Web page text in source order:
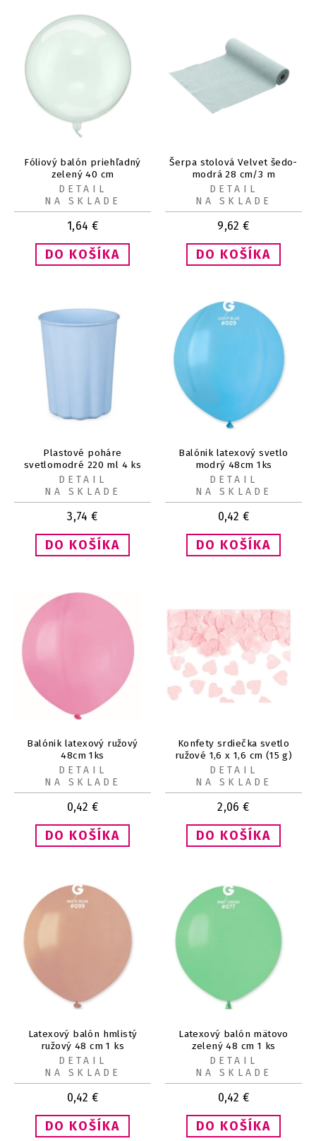
Fóliový balón priehľadný
zelený 40 cm
1,64 €
DETAIL
NA SKLADE
Šerpa stolová Velvet šedo-
modrá 28 cm/3 m
9,62 €
DETAIL
NA SKLADE
Plastové poháre
svetlomodré 220 ml 4 ks
3,74 €
DETAIL
NA SKLADE
Balónik latexový svetlo
modrý 48cm 1ks
0,42 €
DETAIL
NA SKLADE
Balónik latexový ružový
48cm 1ks
0,42 €
DETAIL
NA SKLADE
Konfety srdiečka svetlo
ružové 1,6 x 1,6 cm (15 g)
2,06 €
DETAIL
NA SKLADE
Latexový balón hmlistý
ružový 48 cm 1 ks
0,42 €
DETAIL
NA SKLADE
Latexový balón mätovo
zelený 48 cm 1 ks
0,42 €
DETAIL
NA SKLADE